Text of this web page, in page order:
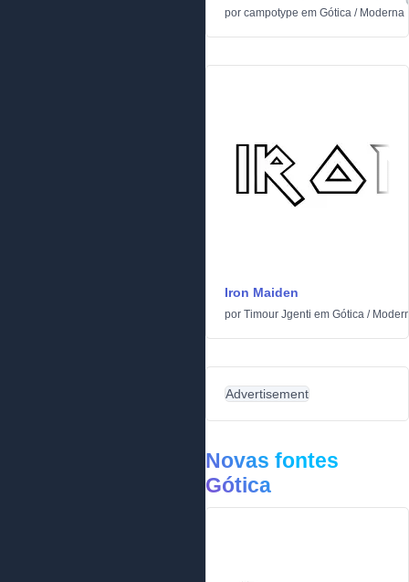
por campotype em Gótica / Moderna
Iron Maiden
por Timour Jgenti em Gótica /
Advertisement
Novas fontes
Gótica